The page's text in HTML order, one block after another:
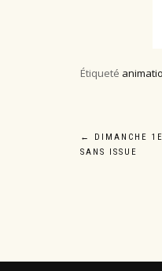
Étiqueté
←
DIMANCHE
SANS ISSUE